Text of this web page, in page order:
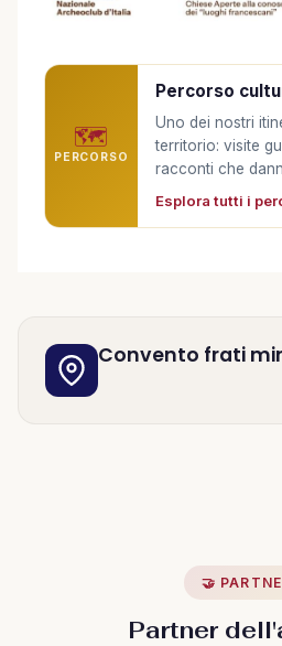
🗺️
PERCORSO
Percorso
Uno dei nostri
territorio: visite
racconti che
Esplora tutti i
Convento frati
🤝
Partner